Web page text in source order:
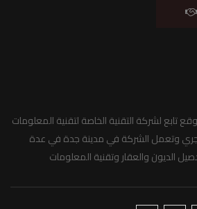
لشركة التقنية الخاصة لتقنية المعلومات
نشأت في عام 1419هجري وتعمل الشركة في مدينة جدة في عدة
الديون والعقار وتقنية المعلومات